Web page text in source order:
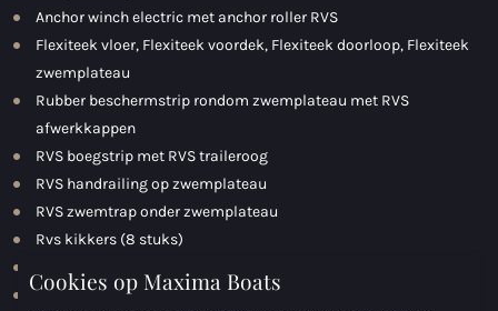
Anchor winch electric met anchor roller RVS
Flexiteek vloer, Flexiteek voordek, Flexiteek doorloop, Flexiteek
zwemplateau
Rubber beschermstrip rondom zwemplateau met RVS
afwerkkappen
RVS boegstrip met RVS traileroog
RVS handrailing op zwemplateau
RVS zwemtrap onder zwemplateau
Rvs kikkers (8 stuks)
Zelflozende kuip
Cookies op Maxima Boats